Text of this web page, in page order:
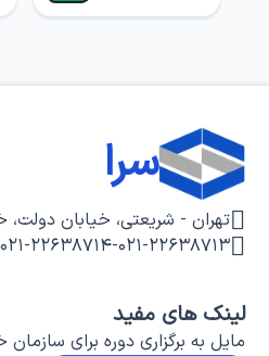
سرا
تهران - شریعتی، خیابان دولت،
۰۲۱-۲۲۶۳۸۷۱۳-۰۲۱-۲۲۶۳۸۷۱۴
لینک های مفید
مایل به برگزاری دوره برای